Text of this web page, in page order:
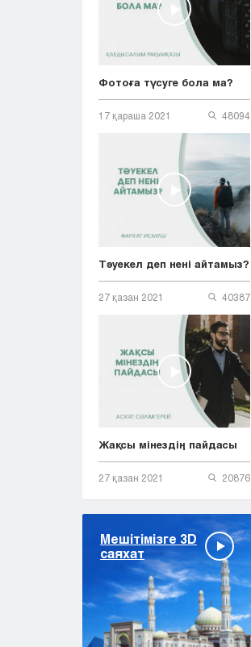
Фотоға түсуге бола ма?
17 қараша 2021 48094
Тәуекел деп нені айтамыз?
27 қазан 2021 40387
Жақсы мінездің пайдасы
27 қазан 2021 20876
Мешітімізге 3D
саяхат